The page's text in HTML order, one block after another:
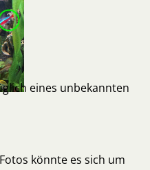
eines unbekannten
könnte es sich um